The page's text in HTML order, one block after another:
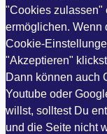
"Cookies zulassen"
ermöglichen. Wenn
Cookie-
"Akzeptieren"
Dann können auch
Youtube oder
willst, solltest Du
und die Seite nicht